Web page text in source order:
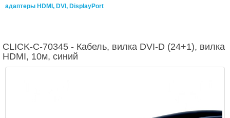
адаптеры HDMI, DVI, DisplayPort
CLICK-C-70345 - Кабель, вилка DVI-D (24+1), вилка
HDMI, 10м, синий